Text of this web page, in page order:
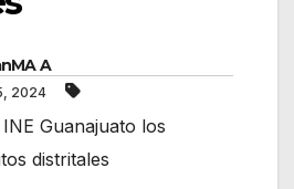
A
2024
Guanajuato los
distritales